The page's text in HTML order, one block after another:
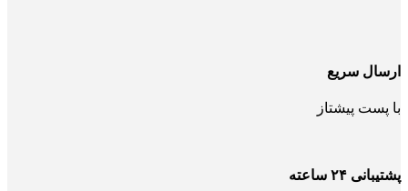
ارسال سریع
با پست پیشتاز
پشتیبانی ۲۴ ساعته